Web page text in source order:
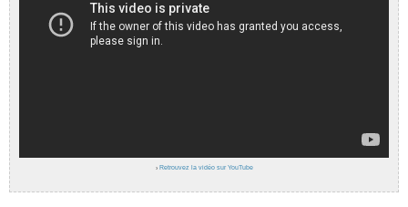
› Retrouvez la vidéo sur YouTube